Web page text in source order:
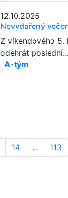
12.10.2025
Nevydařený
Z víkendového 5.
odehrát poslední...
A-tým
14 ... 113